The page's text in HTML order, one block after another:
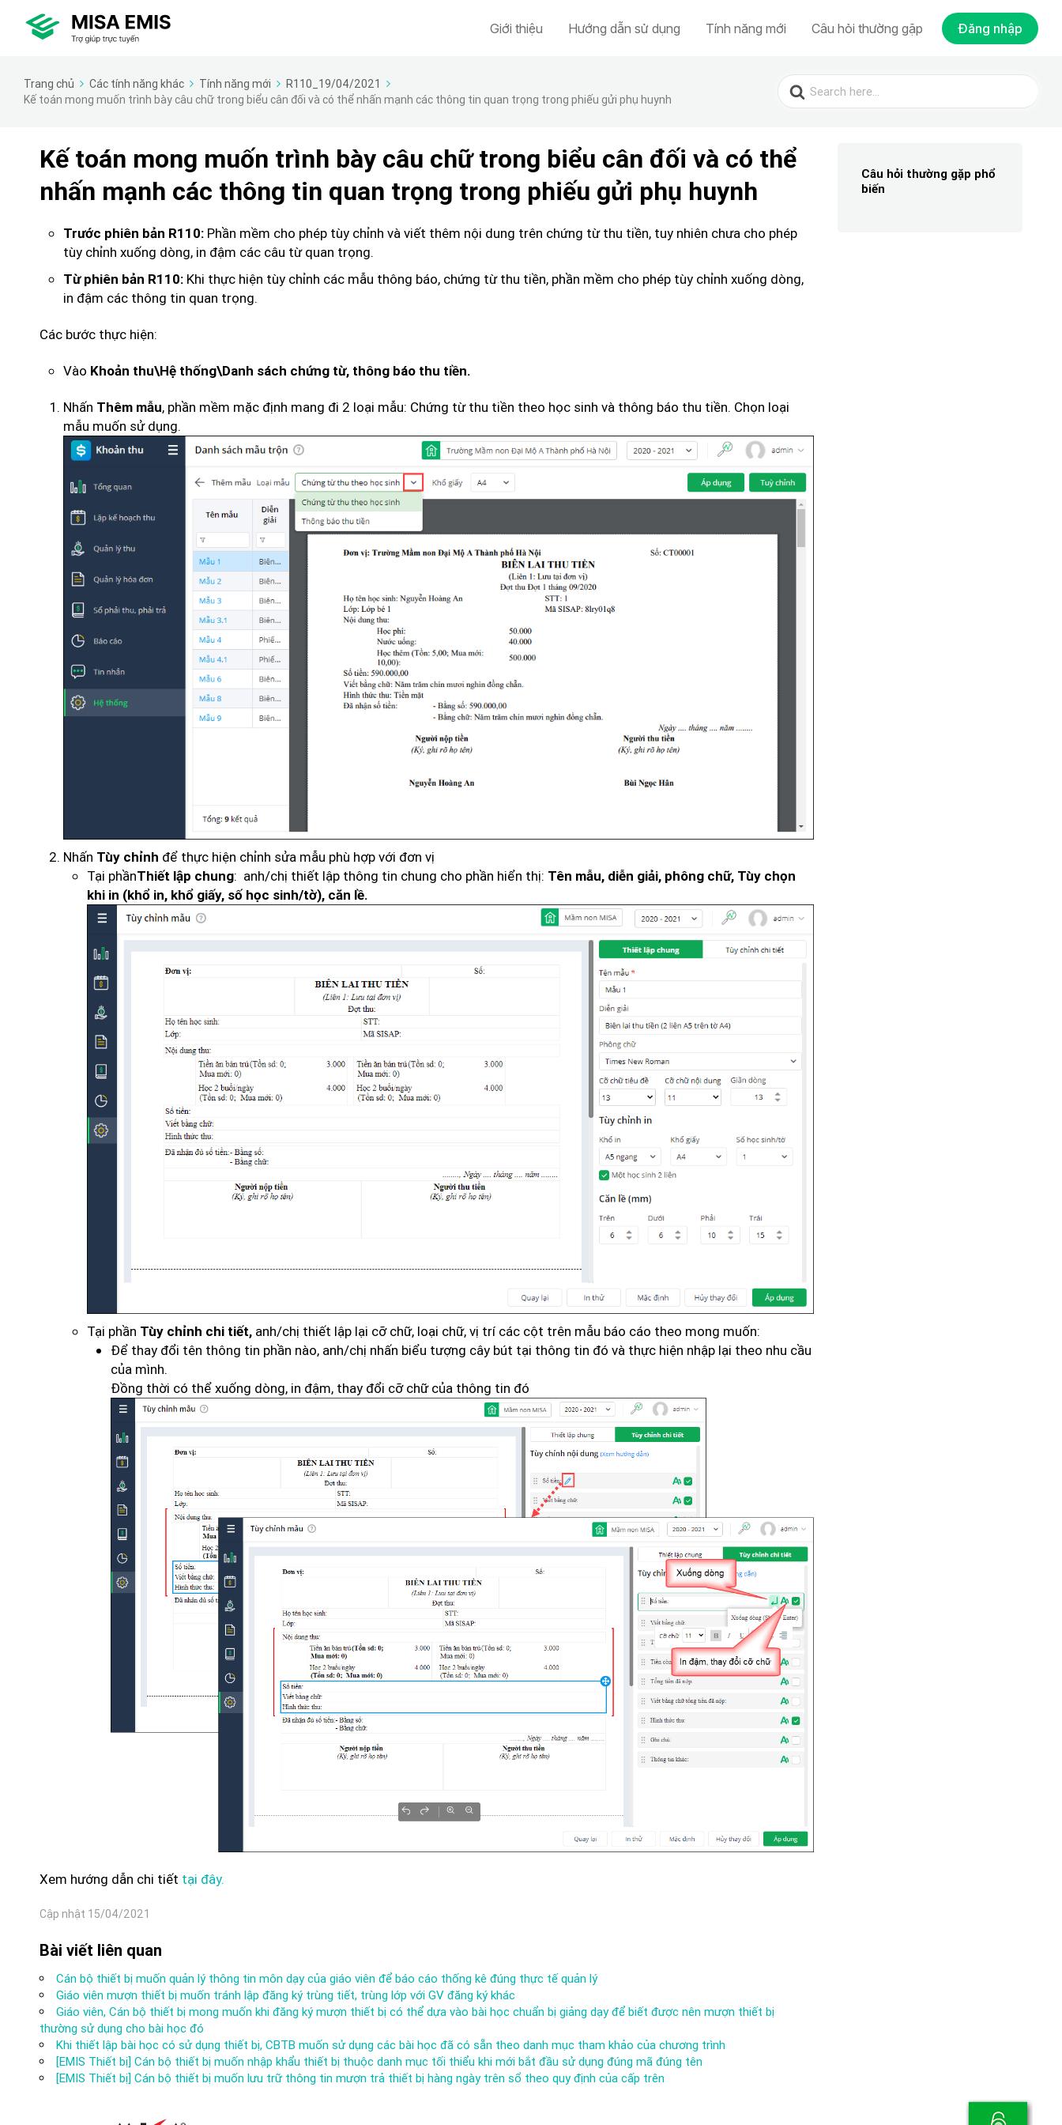
Giới thiệu Hướng dẫn sử dụng Tính năng mới Câu hỏi thường gặp Đăng nhập
Trang chủ Các tính năng khác Tính năng mới
R110_19/04/2021
Kế toán mong muốn trình bày câu chữ trong biểu cân đối và có thể nhấn mạnh các thông tin quan trọng trong phiếu gửi phụ huynh
Search
for:
Kế toán mong muốn trình bày câu chữ trong biểu cân đối và có thể
nhấn mạnh các thông tin quan trọng trong phiếu gửi phụ huynh
Trước phiên bản R110: Phần mềm cho phép tùy chỉnh và viết thêm nội dung trên chứng từ thu tiền, tuy nhiên chưa cho phép
tùy chỉnh xuống dòng, in đậm các câu từ quan trọng.
Từ phiên bản R110: Khi thực hiện tùy chỉnh các mẫu thông báo, chứng từ thu tiền, phần mềm cho phép tùy chỉnh xuống dòng,
in đậm các thông tin quan trọng.
Các bước thực hiện:
Vào Khoản thu\Hệ thống\Danh sách chứng từ, thông báo thu tiền.
Nhấn Thêm mẫu, phần mềm mặc định mang đi 2 loại mẫu: Chứng từ thu tiền theo học sinh và thông báo thu tiền. Chọn loại
mẫu muốn sử dụng.
Nhấn Tùy chỉnh để thực hiện chỉnh sửa mẫu phù hợp với đơn vị
Tại phầnThiết lập chung: anh/chị thiết lập thông tin chung cho phần hiển thị: Tên mẫu, diễn giải, phông chữ, Tùy chọn
khi in (khổ in, khổ giấy, số học sinh/tờ), căn lề.
Tại phần Tùy chỉnh chi tiết, anh/chị thiết lập lại cỡ chữ, loại chữ, vị trí các cột trên mẫu báo cáo theo mong muốn:
Để thay đổi tên thông tin phần nào, anh/chị nhấn biểu tượng cây bút tại thông tin đó và thực hiện nhập lại theo nhu cầu
của mình.
Đồng thời có thể xuống dòng, in đậm, thay đổi cỡ chữ của thông tin đó
Xem hướng dẫn chi tiết tại đây.
Cập nhật 15/04/2021
Bài viết liên quan
Cán bộ thiết bị muốn quản lý thông tin môn dạy của giáo viên để báo cáo thống kê đúng thực tế quản lý
Giáo viên mượn thiết bị muốn tránh lập đăng ký trùng tiết, trùng lớp với GV đăng ký khác
Giáo viên, Cán bộ thiết bị mong muốn khi đăng ký mượn thiết bị có thể dựa vào bài học chuẩn bị giảng dạy để biết được nên mượn thiết bị
thường sử dụng cho bài học đó
Khi thiết lập bài học có sử dụng thiết bị, CBTB muốn sử dụng các bài học đã có sẵn theo danh mục tham khảo của chương trình
[EMIS Thiết bị] Cán bộ thiết bị muốn nhập khẩu thiết bị thuộc danh mục tối thiểu khi mới bắt đầu sử dụng đúng mã đúng tên
[EMIS Thiết bị] Cán bộ thiết bị muốn lưu trữ thông tin mượn trả thiết bị hàng ngày trên sổ theo quy định của cấp trên
Câu hỏi thường gặp phổ
biến